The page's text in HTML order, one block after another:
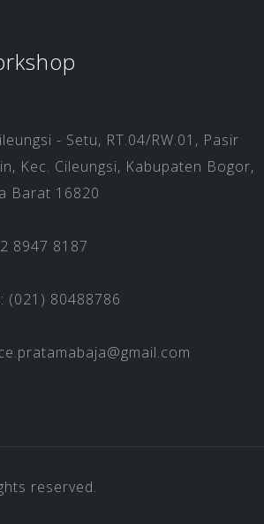
- Setu, RT.04/RW.01, Pasir
Kec. Cileungsi, Kabupaten Bogor,
Barat 16820
8947 8187
(021) 80488786
reserved.